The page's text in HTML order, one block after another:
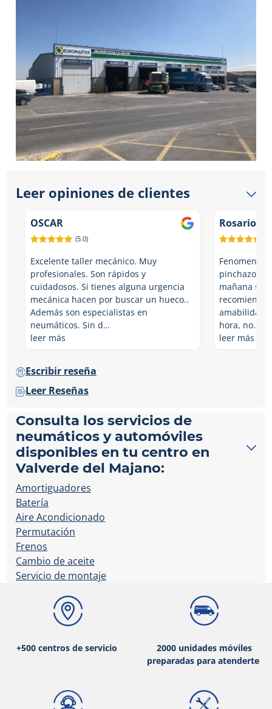
Leer opiniones de clientes
OSCAR
(5.0)
Excelente taller mecánico. Muy
profesionales. Son rápidos y
cuidadosos. Si tienes alguna urgencia
mecánica hacen por buscar un hueco..
Además son especialistas en
neumáticos. Sin d…
leer más
Rosario
Fenomenal.
pinchazo
mañana
recomiendo
amabilidad,
hora, no…
leer más
Escribir reseña
Leer Reseñas
Consulta los servicios de
neumáticos y automóviles
disponibles en tu centro en
Valverde del Majano:
Amortiguadores
Batería
Aire Acondicionado
Permutación
Frenos
Cambio de aceite
Servicio de montaje
+500 centros de servicio
2000 unidades móviles
preparadas para atenderte